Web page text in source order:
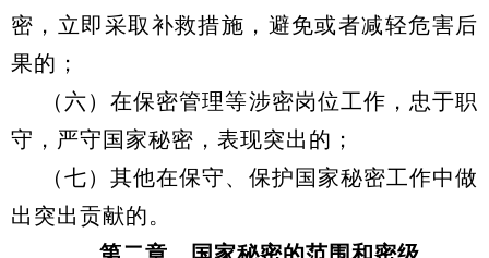
密，立即采取补救措施，避免或者减轻危害后
果的；
（六）在保密管理等涉密岗位工作，忠于职
守，严守国家秘密，表现突出的；
（七）其他在保守、保护国家秘密工作中做
出突出贡献的。